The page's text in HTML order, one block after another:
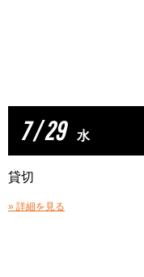
7 / 29 水
貸切
» 詳細を見る